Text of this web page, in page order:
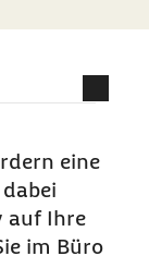
sein?eine
auf Ihre
im Büro